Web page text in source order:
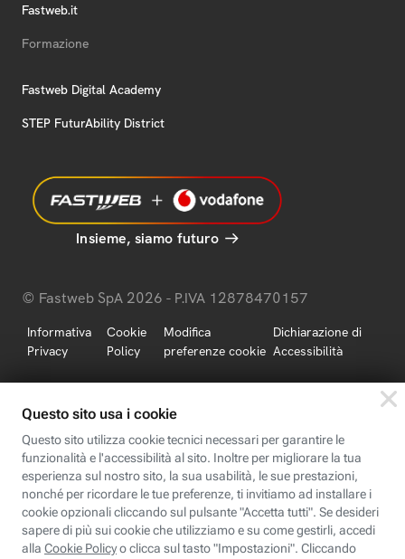
Fastweb.it
Formazione
Fastweb Digital Academy
STEP FuturAbility District
Insieme, siamo futuro
© Fastweb SpA 2026 - P.IVA 12878470157
Informativa
Privacy
Cookie
Policy
Modifica
preferenze cookie
Dichiarazione di
Accessibilità